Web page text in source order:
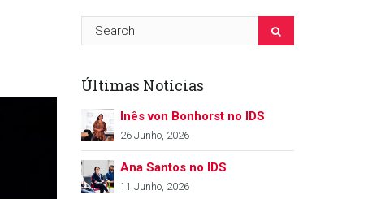
Últimas Notícias
Inês von Bonhorst no IDS
26 Junho, 2026
Ana Santos no IDS
11 Junho, 2026